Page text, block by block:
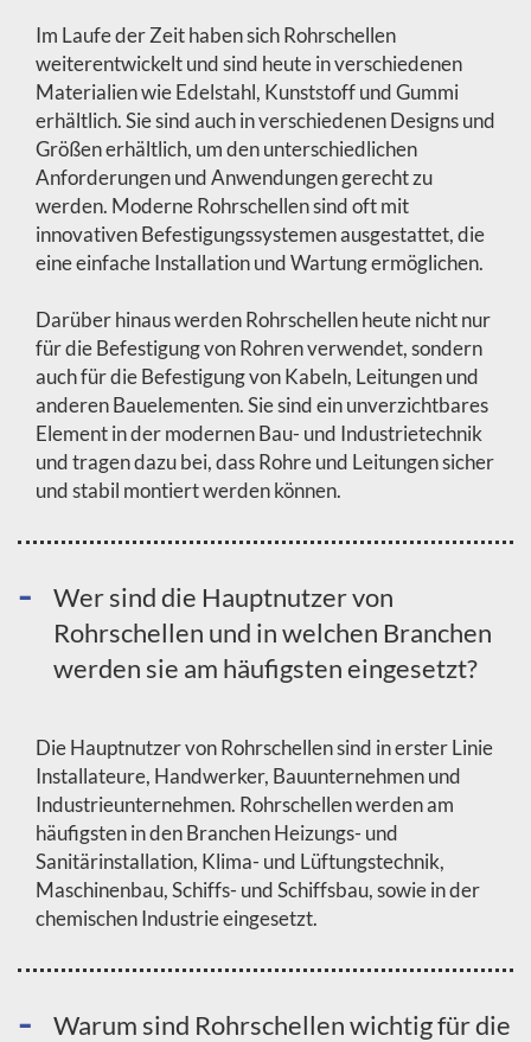
Im Laufe der Zeit haben sich Rohrschellen
weiterentwickelt und sind heute in verschiedenen
Materialien wie Edelstahl, Kunststoff und Gummi
erhältlich. Sie sind auch in verschiedenen Designs und
Größen erhältlich, um den unterschiedlichen
Anforderungen und Anwendungen gerecht zu
werden. Moderne Rohrschellen sind oft mit
innovativen Befestigungssystemen ausgestattet, die
eine einfache Installation und Wartung ermöglichen.
Darüber hinaus werden Rohrschellen heute nicht nur
für die Befestigung von Rohren verwendet, sondern
auch für die Befestigung von Kabeln, Leitungen und
anderen Bauelementen. Sie sind ein unverzichtbares
Element in der modernen Bau- und Industrietechnik
und tragen dazu bei, dass Rohre und Leitungen sicher
und stabil montiert werden können.
Wer sind die Hauptnutzer von
Rohrschellen und in welchen Branchen
werden sie am häufigsten eingesetzt?
Die Hauptnutzer von Rohrschellen sind in erster Linie
Installateure, Handwerker, Bauunternehmen und
Industrieunternehmen. Rohrschellen werden am
häufigsten in den Branchen Heizungs- und
Sanitärinstallation, Klima- und Lüftungstechnik,
Maschinenbau, Schiffs- und Schiffsbau, sowie in der
chemischen Industrie eingesetzt.
Warum sind Rohrschellen wichtig für die